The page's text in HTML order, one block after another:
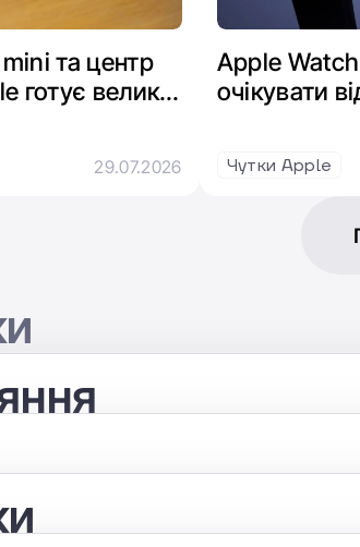
та центр
готує велике
29.07.2026
Apple
очікувати
Чутки Apple